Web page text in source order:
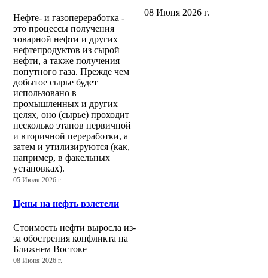
Нефте- и газопереработка -
это процессы получения
товарной нефти и других
нефтепродуктов из сырой
нефти, а также получения
попутного газа. Прежде чем
добытое сырье будет
использовано в
промышленных и других
целях, оно (сырье) проходит
несколько этапов первичной
и вторичной переработки, а
затем и утилизируются (как,
например, в факельных
установках).
05 Июля 2026 г.
Цены на нефть взлетели
Стоимость нефти выросла из-
за обострения конфликта на
Ближнем Востоке
08 Июня 2026 г.
08 Июня 2026 г.